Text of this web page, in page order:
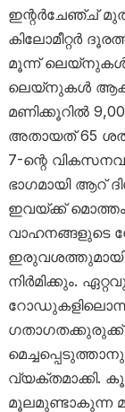
ഇന്റർചേഞ്ച്
കിലോമീറ്റർ
മൂന്ന്
ലെയ്‌നുകൾ
മണിക്കൂറിൽ
അതായത് 65
7-ന്റെ
ഭാഗമായി ആറ്
ഇവയ്ക്ക് മൊത്തം
വാഹനങ്ങളുടെ
നിർമിക്കും.
വ്യക്തമാക്കി.
മൂലമുണ്ടാകുന്ന